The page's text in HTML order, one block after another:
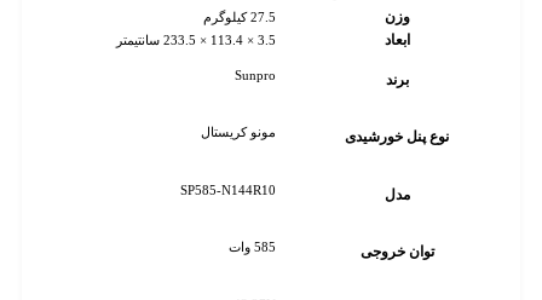
وزن 27.5 کیلوگرم
ابعاد
برند Sunpro
نوع پنل خورشیدی مونو کریستال
مدل SP585-N144R10
توان خروجی 585 وات